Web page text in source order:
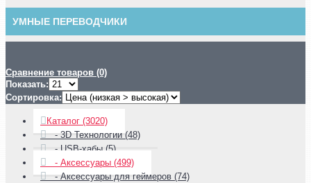
УМНЫЕ ПЕРЕВОДЧИКИ
Сравнение товаров (0)
Показать:
Сортировка:
Каталог (3020)
- 3D Технологии (48)
- USB-хабы (5)
- Аксессуары (499)
- Аксессуары для геймеров (74)